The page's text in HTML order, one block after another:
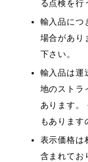
る点検を行
輸入品につ
場合があり
下さい。
輸入品は運
地のストラ
あります。
もあります
表示価格は
含まれてお